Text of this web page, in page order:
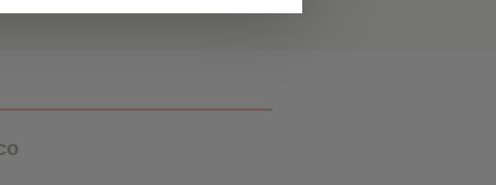
de sesión durante una
para bloquear o alertarle